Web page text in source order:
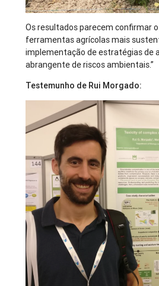
Os resultados parecem confirmar
ferramentas agrícolas mais
implementação de estratégias de
abrangente de riscos ambientais.”
Testemunho de Rui Morgado: